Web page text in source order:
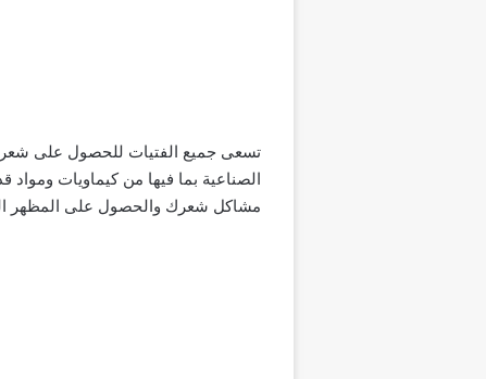
تسعى جميع الفتيات للحصول على شعر
الصناعية بما فيها من كيماويات
مشاكل شعرك والحصول على المظهر